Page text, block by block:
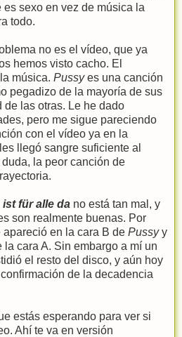
sexo en vez de música la
todo.
no es el vídeo, que ya
hemos visto cacho. El
música. Pussyes una canción
pegadizo de la mayoría de sus
las otras. Le he dado
pero me sigue pareciendo
con el vídeo ya en la
llegó sangre suficiente al
la peor canción de
ist für alle da no está tan mal, y
son realmente buenas. Por
apareció en la cara B de Pussyy
cara A. Sin embargo a mí un
el resto del disco, y aún hoy
de la decadencia
estás esperando para ver si
Ahí te va en versión